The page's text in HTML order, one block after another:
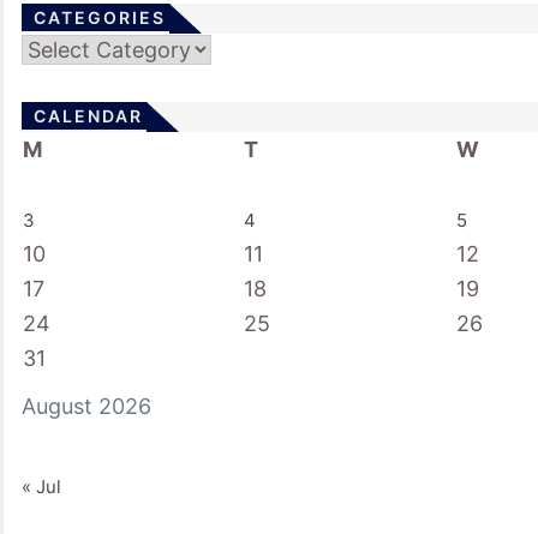
CATEGORIES
Categories
CALENDAR
August 2026
M T W
3 4 5
10 11
12
17
18
19
24
25
26
31
« Jul